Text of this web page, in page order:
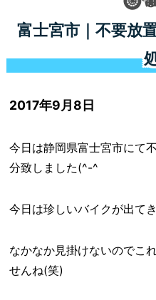
富士宮市｜不要放
2017年9月8日
今日は静岡県富士宮市にて
分致しました(^-^ゞ
今日は珍しいバイクが出て
なかなか見掛けないのでこ
せんね(笑)